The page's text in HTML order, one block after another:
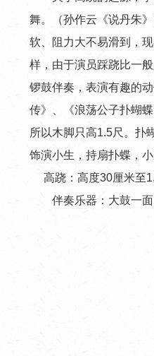
舞。（孙作云《说丹朱
软、阻力大不易滑到，
样，由于演员踩跷比一
锣鼓伴奏，表演有趣的
传》、《浪荡公子扑蝴
所以木脚只高1.5尺。扑
饰演小生，持扇扑蝶，小
高跷：高度30厘米至
伴奏乐器：大鼓一面